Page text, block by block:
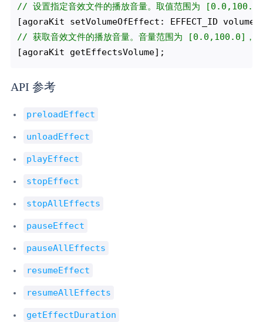
// 设置指定音效文件的播放音量。取值范围为
[agoraKit setVolumeOfEffect: EFFECT_ID
// 获取音效文件的播放音量。音量范围为 [0.0,100.0]，
API 参考
preloadEffect
unloadEffect
playEffect
stopEffect
stopAllEffects
pauseEffect
pauseAllEffects
resumeEffect
resumeAllEffects
getEffectDuration